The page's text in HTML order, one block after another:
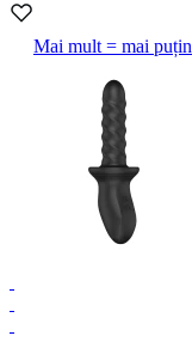
Mai mult = mai puțin